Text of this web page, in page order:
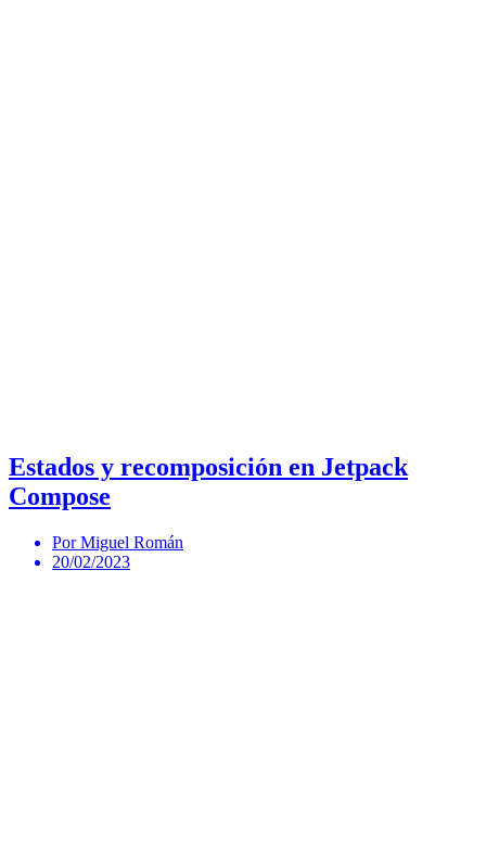
Estados y recomposición en Jetpack
Compose
Por Miguel Román
20/02/2023